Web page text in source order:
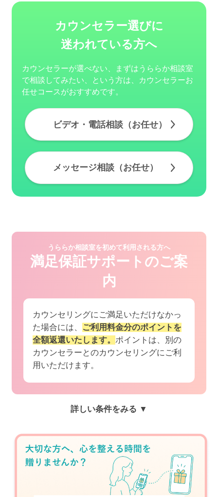
カウンセラー選びに
迷われている方へ
カウンセラーが選べない、まずはうららか相談室
で相談してみたい、という方は、カウンセラーお
任せコースがおすすめです。
ビデオ・電話相談（お任せ）
メッセージ相談（お任せ）
うららか相談室を初めて利用される方へ
満足保証サポートのご案
内
カウンセリングにご満足いただけなかっ
た場合には、
ご利用料金分のポイントを
全額返還いたします。 ポイントは、別の
カウンセラーとのカウンセリングにご利
用いただけます。
詳しい条件をみる ▼